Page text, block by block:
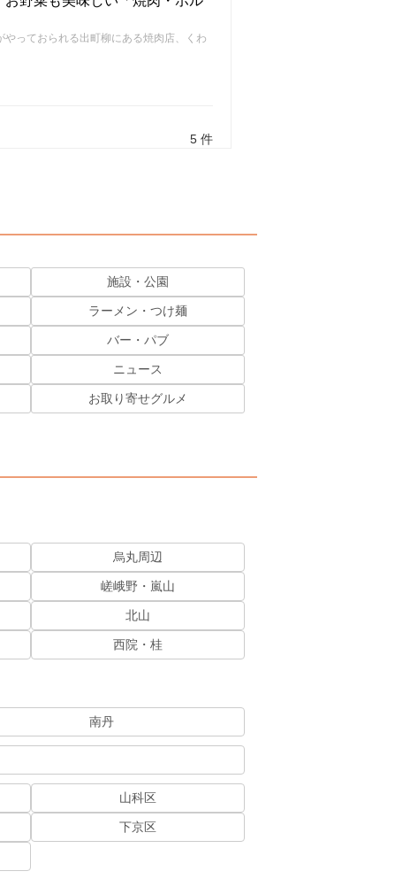
っておられる出町柳にある焼肉店、くわ
5 件
施設・公園
ラーメン・つけ麺
バー・パブ
ニュース
お取り寄せグルメ
烏丸周辺
嵯峨野・嵐山
北山
西院・桂
南丹
山科区
下京区